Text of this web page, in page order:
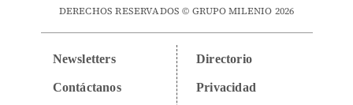
DERECHOS RESERVADOS © GRUPO MILENIO 2026
Newsletters
Contáctanos
Directorio
Privacidad